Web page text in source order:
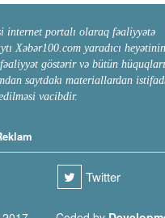
internet portalı olaraq fəaliyyətə
Xəbər100.com yaradıcı heyətinin
göstərir və bütün hüquqları
saytdakı materiallardan
vacibdir.
Twitter